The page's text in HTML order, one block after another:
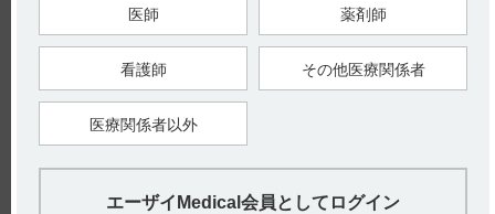
お手元のエーザイ製品の製造番号から使用期限を検索できま
使用期限サイトはこちらから
●タスフィゴの適正使用情報は、下記サイトでも提供します。
https://medical.eisai.jp/products/tas/tas_t35
【引用】
1）タスフィゴ錠35mg電子添文 2024年11月改訂（第2版） 有効
期間
【更新年月】
医師 薬剤師
看護師 その他医療関係者
医療関係者以外
エーザイMedical会員としてログイン